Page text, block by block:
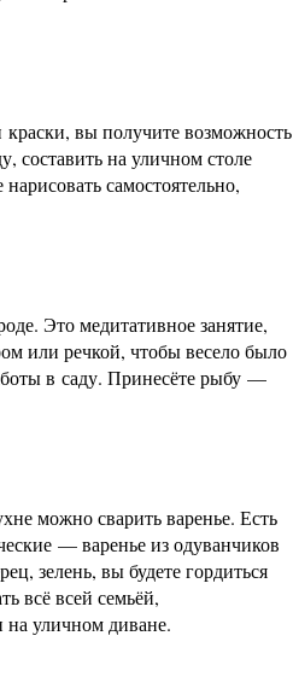
краски, вы получите возможность
составить на уличном столе
самостоятельно,
Это медитативное занятие,
или речкой, чтобы весело было
в саду. Принесёте рыбу —
можно сварить варенье. Есть
— варенье из одуванчиков
зелень, вы будете гордиться
всё всей семьёй,
на уличном диване.